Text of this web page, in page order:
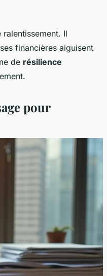
Il
financières aiguisent
de résilience
pour